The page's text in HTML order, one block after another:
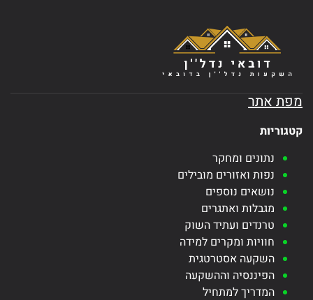
מפת אתר
קטגוריות
נתונים ומחקר
נפות ואזורים מובילים
נושאים נוספים
מגבלות ואתגרים
טרנדים ועתיד השוק
חוויות ומקרים למידה
השקעה אסטרטגית
הפיננסיה וההשקעה
המדריך למתחיל